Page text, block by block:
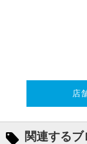
店
関連するブ